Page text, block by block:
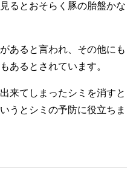
るとおそらく豚の胎盤かな
あると言われ、その他にも
あるとされています。
来てしまったシミを消すと
うとシミの予防に役立ちま